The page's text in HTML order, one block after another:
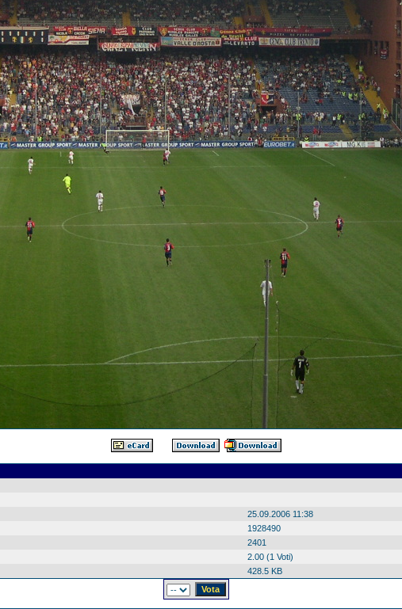
25.09.2006 11:38
1928490
2401
2.00 (1 Voti)
428.5 KB